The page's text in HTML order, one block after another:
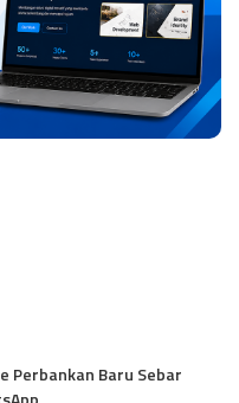
Perbankan Baru Sebar